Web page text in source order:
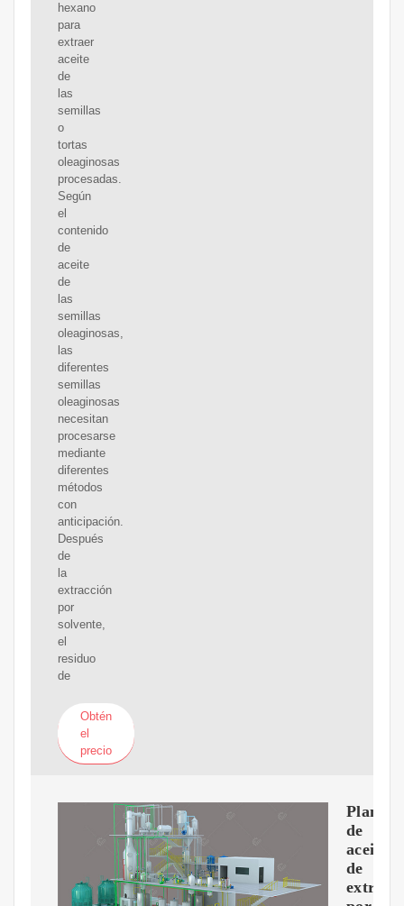
hexano
para
extraer
aceite
de
las
semillas
o
tortas
oleaginosas
procesadas.
Según
el
contenido
de
aceite
de
las
semillas
oleaginosas,
las
diferentes
semillas
oleaginosas
necesitan
procesarse
mediante
diferentes
métodos
con
anticipación.
Después
de
la
extracción
por
solvente,
el
residuo
de
Obtén
el
precio
Planta
de
aceite
de